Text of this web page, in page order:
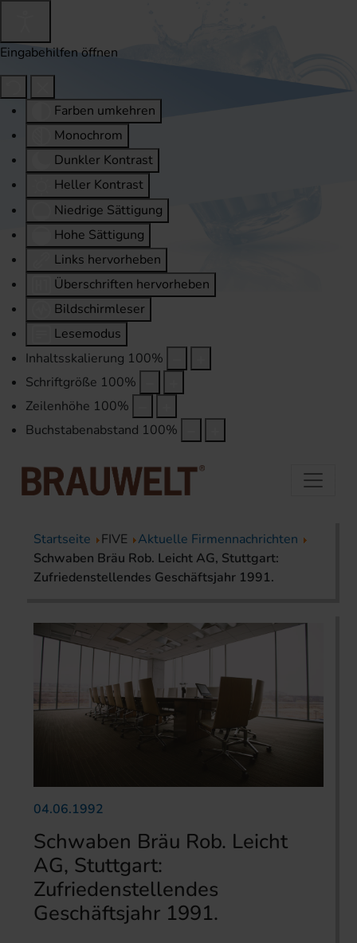
Eingabehilfen öffnen
Farben umkehren
Monochrom
Dunkler Kontrast
Heller Kontrast
Niedrige Sättigung
Hohe Sättigung
Links hervorheben
Überschriften hervorheben
Bildschirmleser
Lesemodus
Inhaltsskalierung 100%
Schriftgröße 100%
Zeilenhöhe 100%
Buchstabenabstand 100%
Startseite FIVE
Aktuelle Firmennachrichten
Schwaben Bräu Rob. Leicht AG, Stuttgart:
Zufriedenstellendes Geschäftsjahr 1991.
04.06.1992
Schwaben Bräu Rob. Leicht
AG, Stuttgart:
Zufriedenstellendes
Geschäftsjahr 1991.